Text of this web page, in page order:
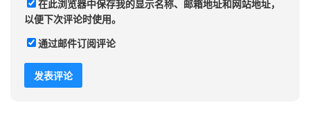
在此浏览器中保存我的显示名称、邮箱地址和网站地址，
以便下次评论时使用。
通过邮件订阅评论